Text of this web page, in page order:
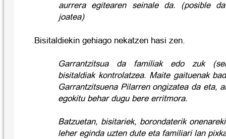
aurrera egitearen seinale da.
(posible
joatea)
Bisitaldiekin gehiago nekatzen hasi zen.
Garrantzitsua da familiak edo zuk
bisitaldiak kontrolatzea. Maite gaituenak
Garrantzitsuena Pilarren ongizatea da eta,
egokitu behar dugu bere erritmora.
Batzuetan, bisitariek, borondaterik
leher eginda uzten dute eta familiari lan